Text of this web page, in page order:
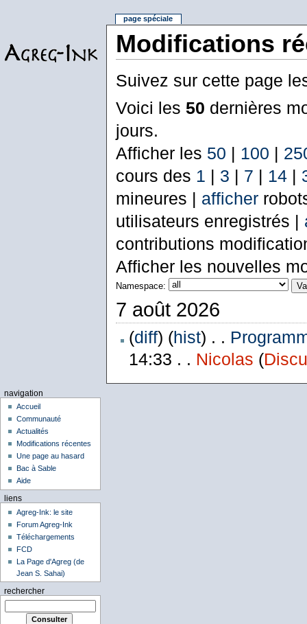
Modifications
Suivez sur cette page
Voici les 50 dernières
jours.
Afficher les 50 | 100 |
cours des 1 | 3 | 7 | 14|
mineures | afficher
utilisateurs enregistrés |
contributions
Afficher les nouvelles
Namespace:
7 août 2026
(diff) (hist) . .
14:33 . . Nicolas (
page spéciale
navigation
Accueil
Communauté
Actualités
Modifications récentes
Une page au hasard
Bac à Sable
Aide
liens
Agreg-Ink: le site
Forum Agreg-Ink
Téléchargements
FCD
La Page d'Agreg (de
Jean S. Sahai)
rechercher